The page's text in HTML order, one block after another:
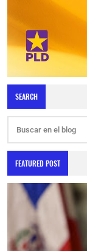
SEARCH
FEATURED POST